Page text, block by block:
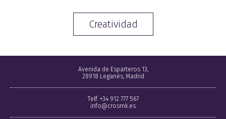
Creatividad
Avenida de Esparteros 13,
28918 Leganés, Madrid
Telf: +34 912 777 567
info@crosmk.es